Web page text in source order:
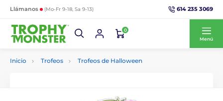
Llámanos (Mo-Fr 9-18, Sa 9-13) 614 235 3069
0
Menú
Inicio Trofeos Trofeos de Halloween